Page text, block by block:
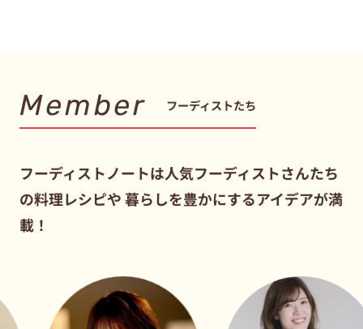
Member フーディストたち
フーディストノートは人気フーディストさんたち
の料理レシピや暮らしを豊かにするアイデアが満
載！